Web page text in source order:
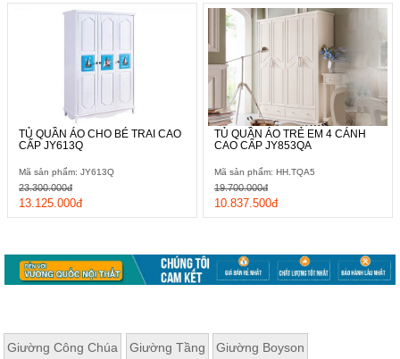
TỦ QUẦN ÁO CHO BÉ TRAI CAO
CẤP JY613Q
Mã sản phẩm: JY613Q
13.125.000đ
23.300.000đ
TỦ QUẦN ÁO TRẺ EM 4 CÁNH
CAO CẤP JY853QA
Mã sản phẩm: HH.TQA5
10.837.500đ
19.700.000đ
Giường Công Chúa Giường Tầng Giường Boyson